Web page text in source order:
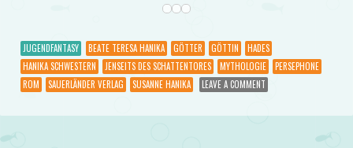
JUGENDFANTASY BEATE TERESA HANIKA GÖTTER GÖTTIN
HADES
HANIKA SCHWESTERN
JENSEITS DES SCHATTENTORES MYTHOLOGIE
PERSEPHONE
ROM
SAUERLÄNDER VERLAG SUSANNE HANIKA LEAVE A COMMENT